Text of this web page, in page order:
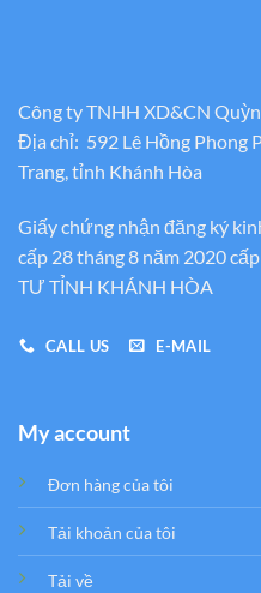
Công ty TNHH XD&CN
Địa chỉ: 592 Lê Hồng Phong
Trang, tỉnh Khánh Hòa
Giấy chứng nhận đăng ký
cấp 28 tháng 8 năm 2020
TƯ TỈNH KHÁNH HÒA
CALL US E-MAIL
My account
Đơn hàng của tôi
Tải khoản của tôi
Tải về